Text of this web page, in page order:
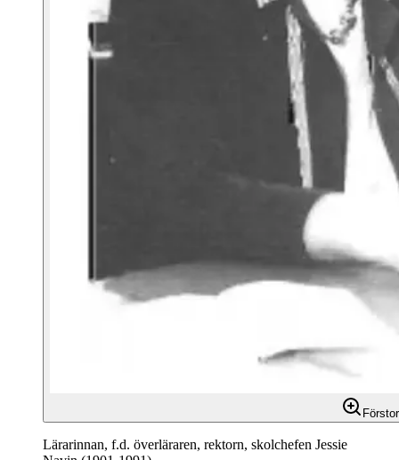
Lärarinnan, f.d. överläraren, rektorn, skolchefen Jessie